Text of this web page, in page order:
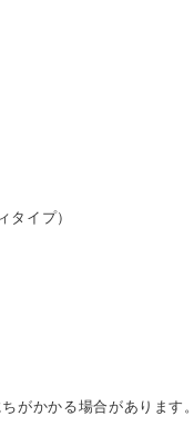
イプ）
がかかる場合があります。